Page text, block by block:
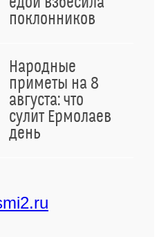
поклонников
Народные
приметы на 8
августа: что
сулит Ермолаев
день